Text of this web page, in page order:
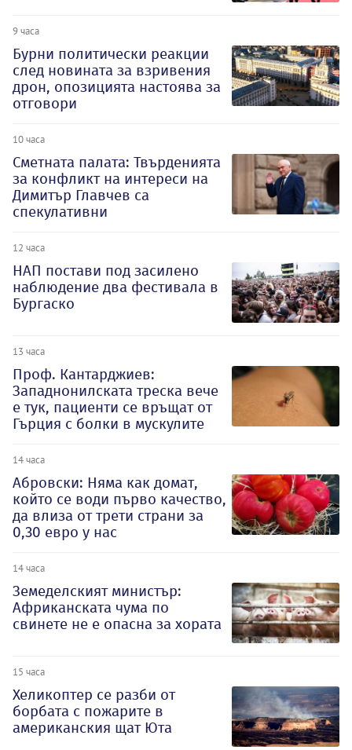
9 часа
Бурни политически реакции
след новината за взривения
дрон, опозицията настоява за
отговори
10 часа
Сметната палата: Твърденията
за конфликт на интереси на
Димитър Главчев са
спекулативни
12 часа
НАП постави под засилено
наблюдение два фестивала в
Бургаско
13 часа
Проф. Кантарджиев:
Западнонилската треска вече
е тук, пациенти се връщат от
Гърция с болки в мускулите
14 часа
Абровски: Няма как домат,
който се води първо качество,
да влиза от трети страни за
0,30 евро у нас
14 часа
Земеделският министър:
Африканската чума по
свинете не е опасна за хората
15 часа
Хеликоптер се разби от
борбата с пожарите в
американския щат Юта